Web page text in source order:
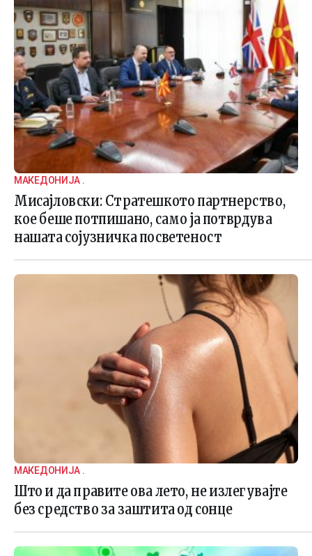
МАКЕДОНИЈА .
Мисајловски: Стратешкото партнерство,
кое беше потпишано, само ја потврдува
нашата сојузничка посветеност
МАКЕДОНИЈА .
Што и да правите ова лето, не излегувајте
без средство за заштита од сонце